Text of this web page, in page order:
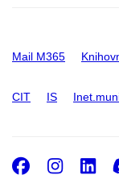
Mail M365
CIT IS